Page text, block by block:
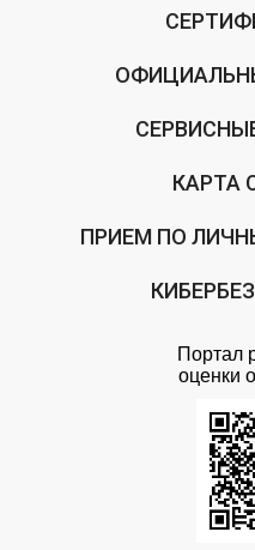
КАРТА
ПРИЕМ ПО
Портал
оценки